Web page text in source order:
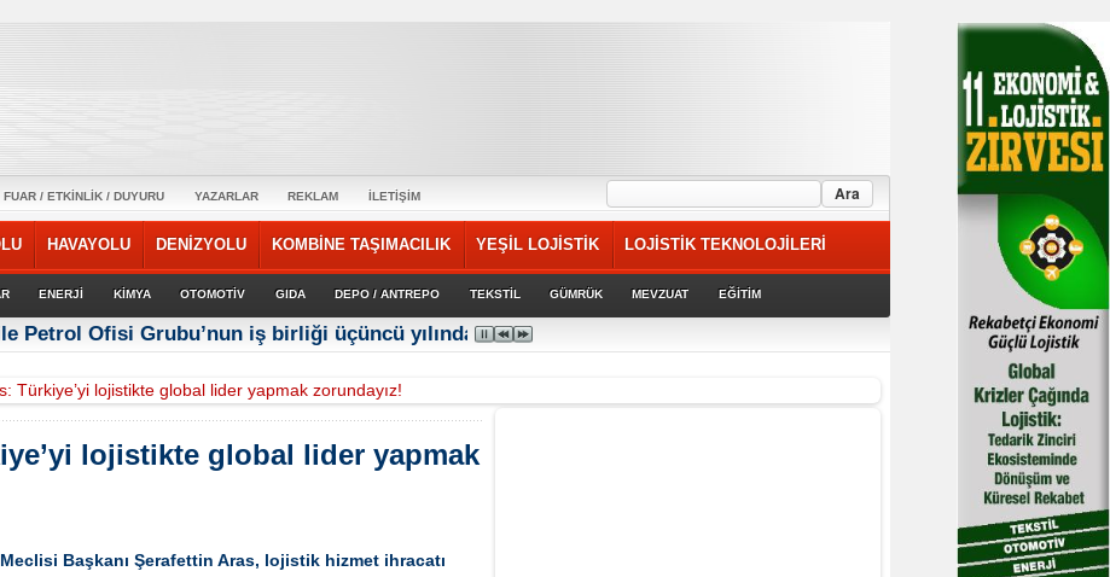
FUAR / ETKİNLİK / DUYURU YAZARLAR REKLAM İLETİŞİM
HAVAYOLU DENİZYOLU KOMBİNE TAŞIMACILIK YEŞİL LOJİSTİK LOJİSTİK TEKNOLOJİLERİ
ENERJİ KİMYA OTOMOTİV GIDA DEPO / ANTREPO TEKSTİL GÜMRÜK MEVZUAT EĞİTİM
Petrol Ofisi Grubu’nun iş birliği üçüncü yılında güçlenerek devam ediyor
Türkiye’yi lojistikte global lider yapmak zorundayız!
lojistikte global lider yapmak
Başkanı Şerafettin Aras, lojistik hizmet ihracatı